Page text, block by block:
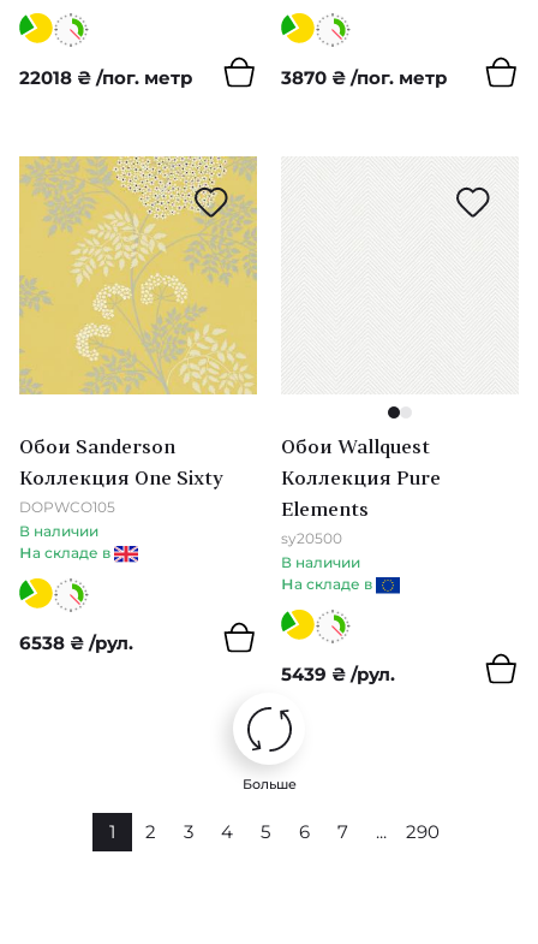
Cameo
Essentials Palette
Essentials Travellers
Lanai
Compilation
Cornubia
Emery Walker’s House
Pure Morris North
Queen Square
Bedford Park
Mulberry Tree
British Heritage 3
Sauvage
22018 ₴ /пог. метр 3870 ₴ /пог. метр
Обои Sanderson
Коллекция One Sixty
DOPWCO105
В наличии
на складе в
6538 ₴ /рул.
12
Обои Wallquest
Коллекция Pure
Elements
sy20500
В наличии
на складе в
5439 ₴ /рул.
Больше
1 2 3 4 5 6 7 ... 290